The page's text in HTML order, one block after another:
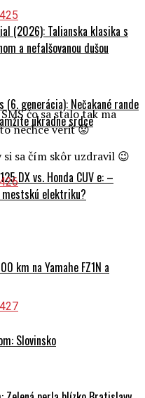
(2026): Talianska klasika s
a nefalšovanou dušou
(6. generácia): Nečakané rande
ukradne srdce
DX vs. Honda CUV e: –
elektriku?
km na Yamahe FZ1N a
Slovinsko
čo sa stalo tak ma
nechce veriť 😟
sa čím skôr uzdravil 😉